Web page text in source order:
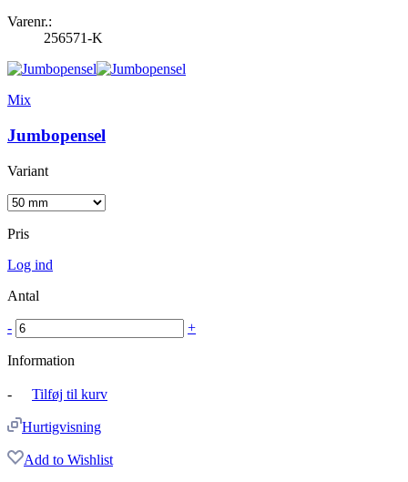
Varenr.:
256571-K
Mix
Jumbopensel
Variant
Pris
Log ind
Antal
- +
Information
- Tilføj til kurv
Hurtigvisning
Add to Wishlist